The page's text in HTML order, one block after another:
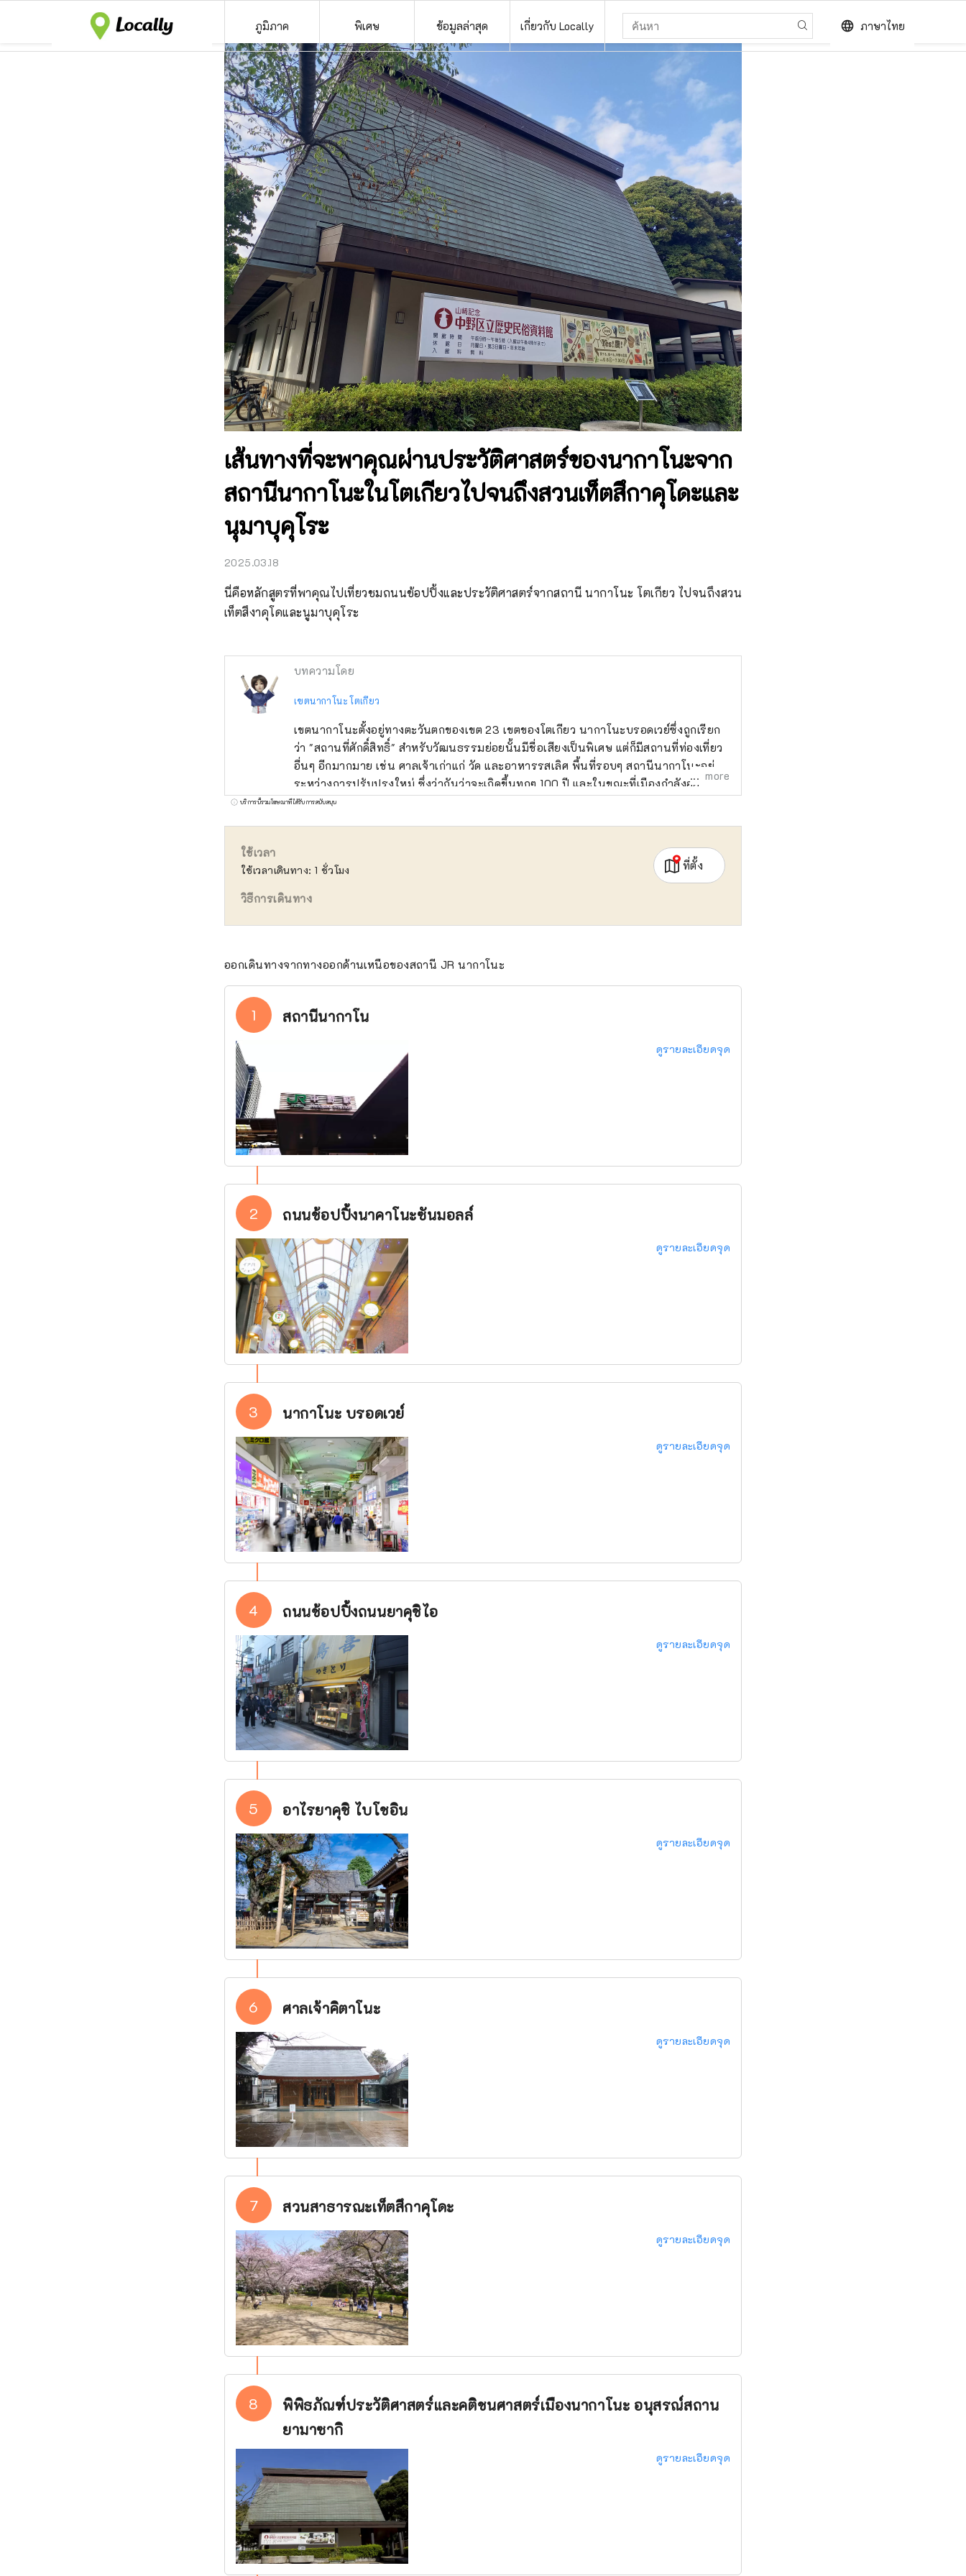
ภูมิภาค พิเศษ ข้อมูลล่าสุด เกี่ยวกับ Locally language ภาษาไทย
เส้นทางที่จะพาคุณผ่านประวัติศาสตร์ของนากาโนะจาก
สถานีนากาโนะในโตเกียวไปจนถึงสวนเท็ตสึกาคุโดะและ
นุมาบุคุโระ
2025.03.18
นี่คือหลักสูตรที่พาคุณไปเที่ยวชมถนนช้อปปิ้งและประวัติศาสตร์จากสถานี นากาโนะ โตเกียว ไปจนถึงสวน
เท็ตสึงาคุโดและนูมาบุคุโระ
บทความโดย
เขตนากาโนะ โตเกียว
เขตนากาโนะตั้งอยู่ทางตะวันตกของเขต 23 เขตของโตเกียว นากาโนะบรอดเวย์ซึ่งถูกเรียก
ว่า "สถานที่ศักดิ์สิทธิ์" สำหรับวัฒนธรรมย่อยนั้นมีชื่อเสียงเป็นพิเศษ แต่ก็มีสถานที่ท่องเที่ยว
อื่นๆ อีกมากมาย เช่น ศาลเจ้าเก่าแก่ วัด และอาหารรสเลิศ พื้นที่รอบๆ สถานีนากาโนะอยู่
ระหว่างการปรับปรุงใหม่ ซึ่งว่ากันว่าจะเกิดขึ้นทุกๆ 100 ปี และในขณะที่เมืองกำลังอยู่
ระหว่างการเปลี่ยนแปลง เมืองนากาโนะก็มีหลายแง่มุม เช่น ถนนช้อปปิ้งที่คึกคักซึ่งเต็มไป
more
บริการนี้รวมโฆษณาที่ได้รับการสนับสนุน
ใช้เวลา
ใช้เวลาเดินทาง: 1 ชั่วโมง
วิธีการเดินทาง
ที่ตั้ง
ออกเดินทางจากทางออกด้านเหนือของสถานี JR นากาโนะ
1 สถานีนากาโน
ดูรายละเอียดจุด
2 ถนนช้อปปิ้งนาคาโนะซันมอลล์
ดูรายละเอียดจุด
3 นากาโนะ บรอดเวย์
ดูรายละเอียดจุด
4 ถนนช้อปปิ้งถนนยาคุชิไอ
ดูรายละเอียดจุด
5 อาไรยาคุชิ ไบโชอิน
ดูรายละเอียดจุด
6 ศาลเจ้าคิตาโนะ
ดูรายละเอียดจุด
7 สวนสาธารณะเท็ตสึกาคุโดะ
ดูรายละเอียดจุด
8
พิพิธภัณฑ์ประวัติศาสตร์และคติชนศาสตร์เมืองนากาโนะ อนุสรณ์สถาน
ยามาซากิ
ดูรายละเอียดจุด